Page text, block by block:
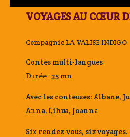
VOYAGES AU CŒUR
Compagnie LA VALISE INDIGO
Contes multi-langues
Durée : 35 mn
Avec les conteuses: Albane,
Anna, Lihua, Joanna
Six rendez-vous, six